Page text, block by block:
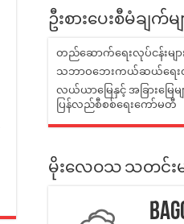
ဦးစားပေးစီမံချက်မျ
တည်ဆောက်ရေးလုပ်ငန်းမျာ
သဘာဝဘေးကယ်ဆယ်ရေးလုပ်
လယ်ယာမြေနှင့် အခြားမြေမ
ပြန်လည်စီစစ်ရေးကော်မတီ
မိုးလေဝသ သတင်းမ